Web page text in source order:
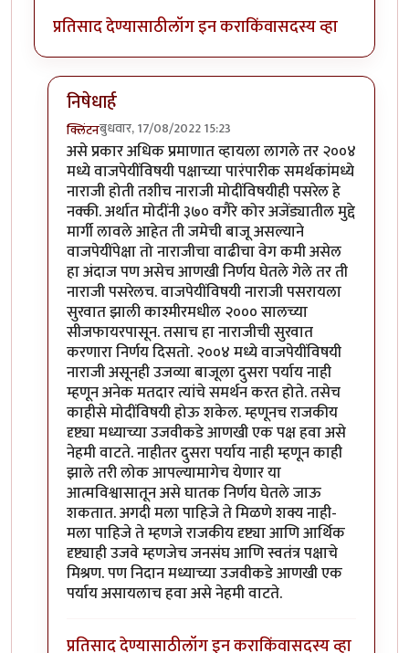
प्रतिसाद देण्यासाठीलॉग इन कराकिंवासदस्य व्हा
निषेधार्ह
क्लिंटनबुधवार, 17/08/2022 15:23
In reply toकेंद्रीय मंत्री हरदीप सिंग पुरी म्हणतातby
असे प्रकार अधिक प्रमाणात व्हायला लागले तर २००४
मध्ये वाजपेयींविषयी पक्षाच्या पारंपारीक समर्थकांमध्ये
नाराजी होती तशीच नाराजी मोदींविषयीही पसरेल हे
नक्की. अर्थात मोदींनी ३७० वगैरे कोर अजेंड्यातील मुद्दे
मार्गी लावले आहेत ती जमेची बाजू असल्याने
वाजपेयींपेक्षा तो नाराजीचा वाढीचा वेग कमी असेल
हा अंदाज पण असेच आणखी निर्णय घेतले गेले तर ती
नाराजी पसरेलच. वाजपेयींविषयी नाराजी पसरायला
सुरवात झाली काश्मीरमधील २००० सालच्या
सीजफायरपासून. तसाच हा नाराजीची सुरवात
करणारा निर्णय दिसतो. २००४ मध्ये वाजपेयींविषयी
नाराजी असूनही उजव्या बाजूला दुसरा पर्याय नाही
म्हणून अनेक मतदार त्यांचे समर्थन करत होते. तसेच
काहीसे मोदींविषयी होऊ शकेल. म्हणूनच राजकीय
दृष्ट्या मध्याच्या उजवीकडे आणखी एक पक्ष हवा असे
नेहमी वाटते. नाहीतर दुसरा पर्याय नाही म्हणून काही
झाले तरी लोक आपल्यामागेच येणार या
आत्मविश्वासातून असे घातक निर्णय घेतले जाऊ
शकतात. अगदी मला पाहिजे ते मिळणे शक्य नाही-
मला पाहिजे ते म्हणजे राजकीय दृष्ट्या आणि आर्थिक
दृष्ट्याही उजवे म्हणजेच जनसंघ आणि स्वतंत्र पक्षाचे
मिश्रण. पण निदान मध्याच्या उजवीकडे आणखी एक
पर्याय असायलाच हवा असे नेहमी वाटते.
प्रतिसाद देण्यासाठीलॉग इन कराकिंवासदस्य व्हा